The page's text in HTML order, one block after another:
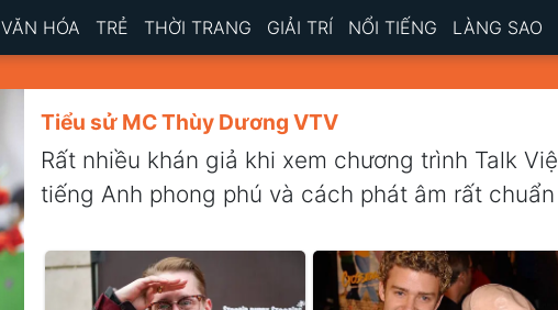
VĂN HÓA TRẺ THỜI TRANG GIẢI TRÍ NỔI TIẾNG LÀNG SAO
Tiểu sử MC Thùy Dương VTV
Rất nhiều khán giả khi xem chương trình Talk
tiếng Anh phong phú và cách phát âm rất